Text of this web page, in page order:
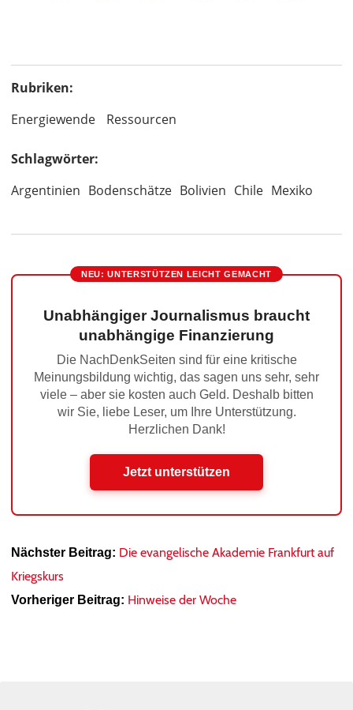
Rubriken:
Energiewende
Ressourcen
Schlagwörter:
Argentinien Bodenschätze Bolivien Chile Mexiko
NEU: UNTERSTÜTZEN LEICHT GEMACHT
Unabhängiger Journalismus braucht
unabhängige Finanzierung
Die NachDenkSeiten sind für eine kritische
Meinungsbildung wichtig, das sagen uns sehr, sehr
viele – aber sie kosten auch Geld. Deshalb bitten
wir Sie, liebe Leser, um Ihre Unterstützung.
Herzlichen Dank!
Jetzt unterstützen
Nächster Beitrag: Die evangelische Akademie Frankfurt auf
Kriegskurs
Vorheriger Beitrag: Hinweise der Woche